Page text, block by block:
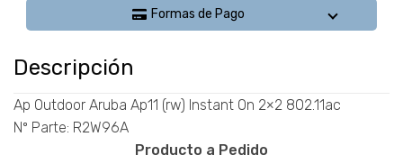
Ap11 (rw)
Instant
-
cantidad
Formas de Pago
Descripción
Ap Outdoor Aruba Ap11 (rw) Instant On 2×2 802.11ac
Nº Parte: R2W96A
Producto a Pedido